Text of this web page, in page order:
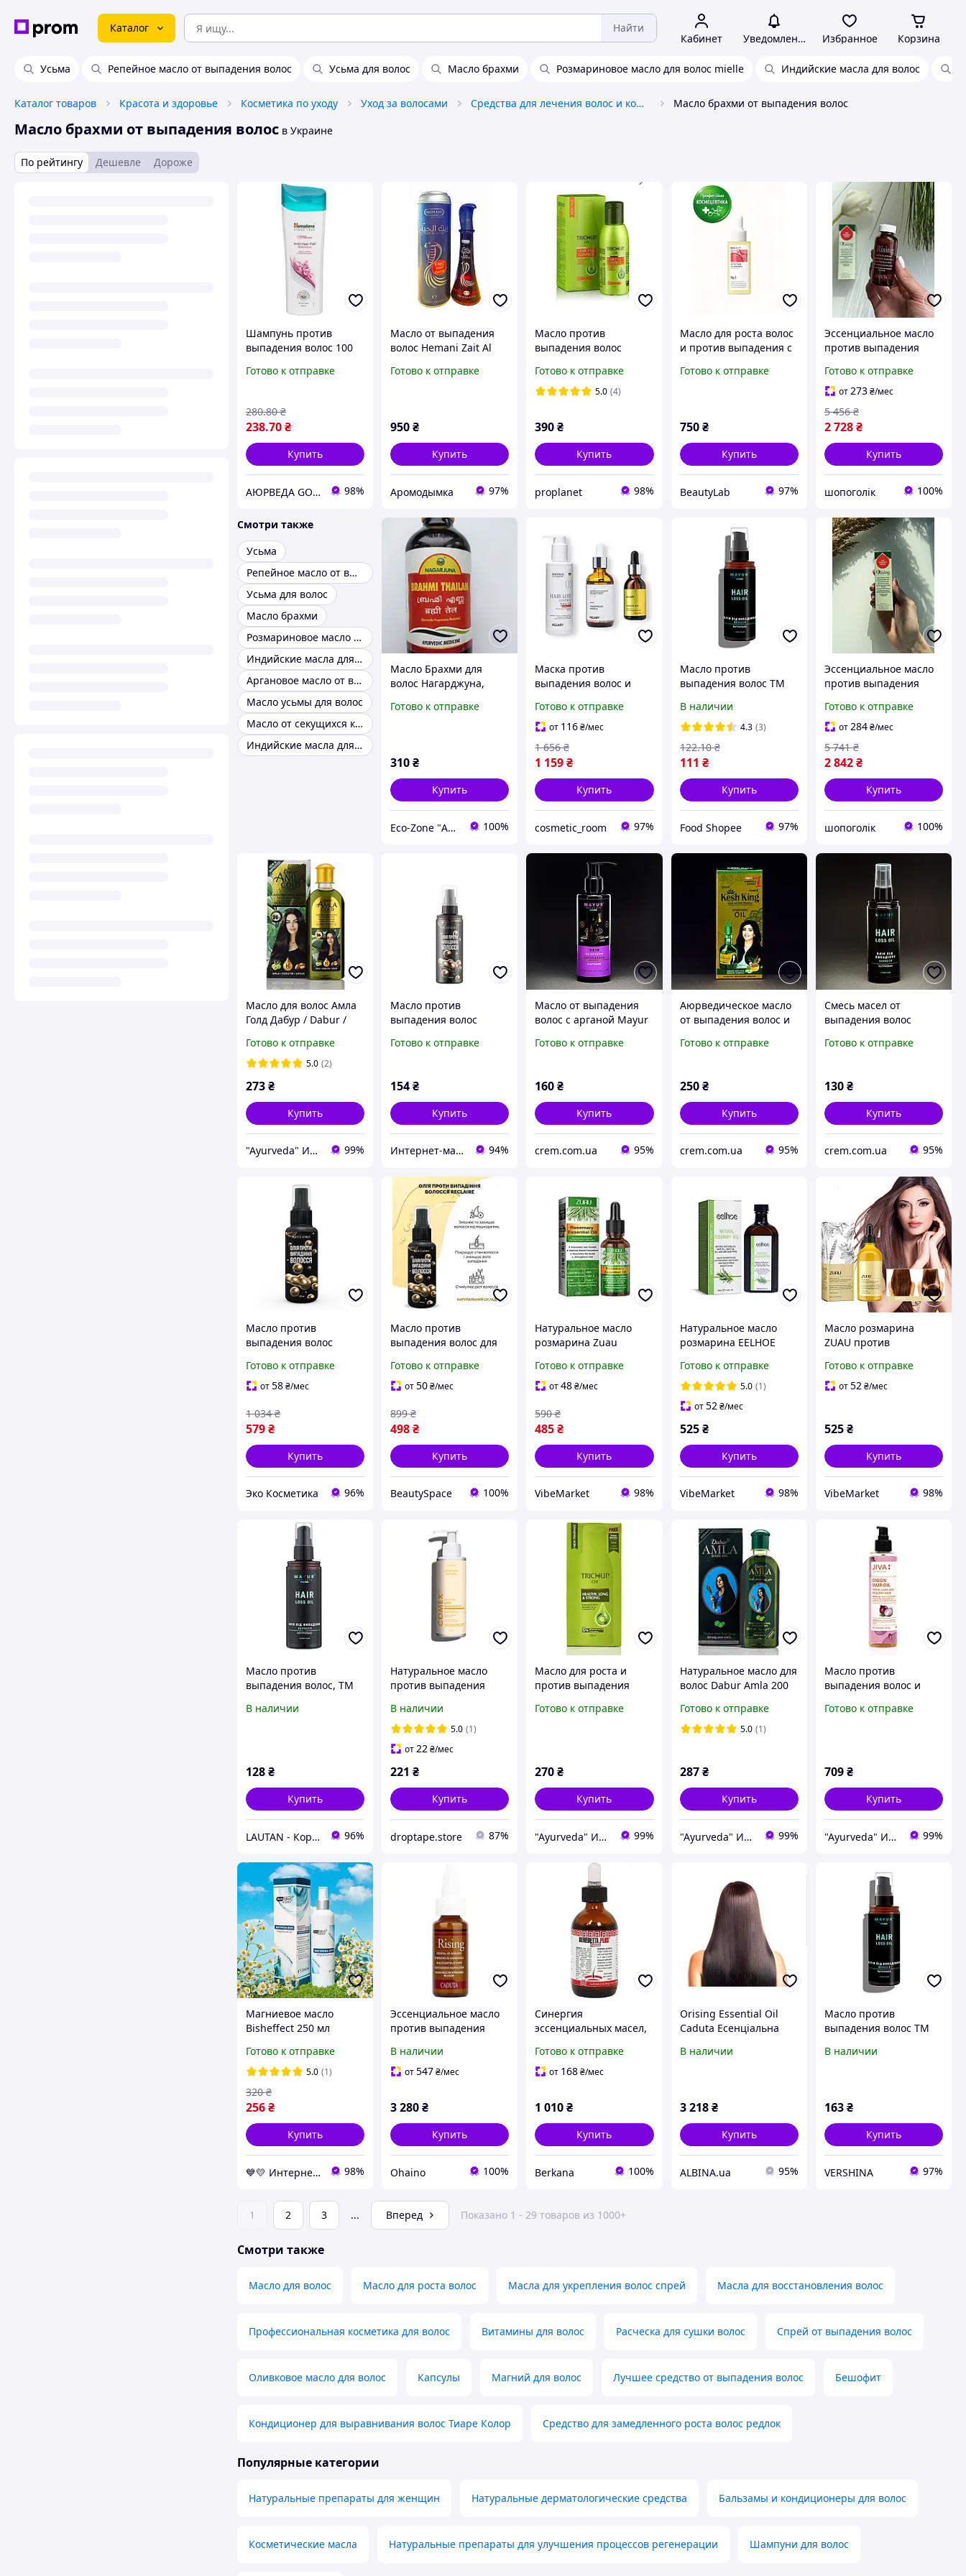
Каталог Найти
Кабинет Уведомления Избранное Корзина
Усьма Репейное масло от выпадения волос Усьма для волос Масло брахми Розмариновое масло для волос mielle Индийские масла для волос
Каталог товаров Красота и здоровье Косметика по уходу Уход за волосами Средства для лечения волос и кожи головы Масло брахми от выпадения волос
Масло брахми от выпадения волос в Украине
По рейтингу Дешевле Дороже
Шампунь против
выпадения волос 100
fall shampoo 100 ml,
Готово к отправке
238.70₴
280.80 ₴
Купить
АЮРВЕДА GOLD - магазин аюрведических средств для здоровья 98%
Масло от выпадения
волос Hemani Zait Al
Готово к отправке
950₴
Купить
Аромодымка 97%
Масло против
выпадения волос
Hair Fall Control Oil,
vasu, 200 мл.
Готово к отправке
5.0 (4)
390₴
Купить
proplanet 98%
Масло для роста волос
и против выпадения с
RoBeauty, 51мл
Готово к отправке
750 ₴
Купить
BeautyLab 97%
Эссенциальное масло
против выпадения
Caduta,30 мл
Готово к отправке
от273₴/мес
2 728₴
5 456 ₴
Купить
шопоголік 100%
Смотри также
Усьма
Репейное масло от выпадения волос
Усьма для волос
Масло брахми
Розмариновое масло для волос mielle
Индийские масла для волос
Аргановое масло от выпадения волос
Масло усьмы для волос
Масло от секущихся кончиков волос
Индийские масла для роста волос
Масло Брахми для
волос Нагарджуна,
07/2027
Готово к отправке
310₴
Купить
Eco-Zone "Аюрведа для здоровья" 100%
Маска против
выпадения волос и
Concentrate Serenoa +
Аргановое масло
Готово к отправке
от 116₴/мес
1 159₴
1 656 ₴
Купить
cosmetic_room 97%
Масло против
выпадения волос TM
В наличии
4.3 (3)
111 ₴
122.10 ₴
Купить
Food Shopee 97%
Эссенциальное масло
против выпадения
Итальянский бренд
Готово к отправке
от284₴/мес
2 842₴
5 741 ₴
Купить
шопоголік 100%
Масло для волос Амла
Голд Дабур / Dabur /
ОАЭ / 200 мл
Готово к отправке
5.0 (2)
273₴
Купить
"Ayurveda" Интернет магазин аюрведических товаров из Индии 99%
Масло против
выпадения волос
Готово к отправке
154₴
Купить
Интернет-магазин "Ваш Замок" 94%
Масло от выпадения
волос с арганой Mayur
Готово к отправке
160₴
Купить
crem.com.ua 95%
Аюрведическое масло
от выпадения волос и
100 мл
Готово к отправке
250 ₴
Купить
crem.com.ua 95%
Смесь масел от
выпадения волос
Готово к отправке
130₴
Купить
crem.com.ua 95%
Масло против
выпадения волос
Готово к отправке
от58₴/мес
579₴
1 034 ₴
Купить
Эко Косметика 96%
Масло против
выпадения волос для
питания волос с
натуральными
мл
Готово к отправке
от50₴/мес
498₴
899 ₴
Купить
BeautySpace 100%
Натуральное масло
розмарина Zuau
волос и для ухода
Готово к отправке
от48₴/мес
485₴
590 ₴
Купить
VibeMarket 98%
Натуральное масло
розмарина EELHOE
волос и для ухода 100
мл
Готово к отправке
5.0 (1)
от52 ₴/мес
525 ₴
Купить
VibeMarket 98%
Масло розмарина
ZUAU против
для ухода
Готово к отправке
от52₴/мес
525₴
Купить
VibeMarket 98%
Масло против
выпадения волос, ТМ
В наличии
128₴
Купить
LAUTAN - Корейська Косметика 96%
Натуральное масло
против выпадения
мл.
В наличии
5.0 (1)
от22₴/мес
221 ₴
Купить
droptape.store 87%
Масло для роста и
против выпадения
здоровых, длинных и
Готово к отправке
270₴
Купить
"Ayurveda" Интернет магазин аюрведических товаров из Индии 99%
Натуральное масло для
волос Dabur Amla 200
Готово к отправке
5.0 (1)
287 ₴
Купить
"Ayurveda" Интернет магазин аюрведических товаров из Индии 99%
Масло против
выпадения волос и
экстрактом лука и с
Готово к отправке
709₴
Купить
"Ayurveda" Интернет магазин аюрведических товаров из Индии 99%
Магниевое масло
Bisheffect 250 мл
от выпадения волос,
питание и
восстановление eps
Готово к отправке
5.0 (1)
256₴
320 ₴
Купить
💙💛 Интернет-магазин Non-Stop 🎁％🚚 ⤵ 98%
Эссенциальное масло
против выпадения
Oil Caduta 30 мл, 30
В наличии
от547₴/мес
3 280₴
Купить
Ohaino 100%
Синергия
эссенциальных масел,
волос Alan Jey Benedetti
Plus Gocce 50 мл
Готово к отправке
от 168₴/мес
1 010₴
Купить
Berkana 100%
Orising Essential Oil
Caduta Есенціальна
волосся 30 мл
В наличии
3 218 ₴
Купить
ALBINA.ua 95%
Масло против
выпадения волос TM
В наличии
163₴
Купить
VERSHINA 97%
1 2 3 ... Вперед Показано 1 - 29 товаров из 1000+
Смотри также
Масло для волос Масло для роста волос Масла для укрепления волос спрей Масла для восстановления волос
Профессиональная косметика для волос Витамины для волос Расческа для сушки волос Спрей от выпадения волос
Оливковое масло для волос Капсулы Магний для волос Лучшее средство от выпадения волос Бешофит
Кондиционер для выравнивания волос Тиаре Колор Средство для замедленного роста волос редлок
Популярные категории
Натуральные препараты для женщин Натуральные дерматологические средства Бальзамы и кондиционеры для волос
Косметические масла Натуральные препараты для улучшения процессов регенерации Шампуни для волос